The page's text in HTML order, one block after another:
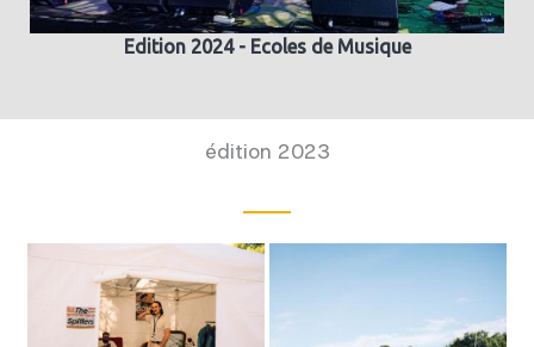
Edition 2024 - Ecoles de Musique
édition 2023